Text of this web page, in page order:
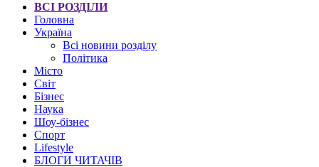
ВСІ РОЗДІЛИ
Головна
Україна
Всі новини розділу
Політика
Місто
Світ
Бізнес
Наука
Шоу-бізнес
Спорт
Lifestyle
БЛОГИ ЧИТАЧІВ